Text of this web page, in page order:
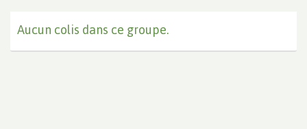
Aucun colis dans ce groupe.